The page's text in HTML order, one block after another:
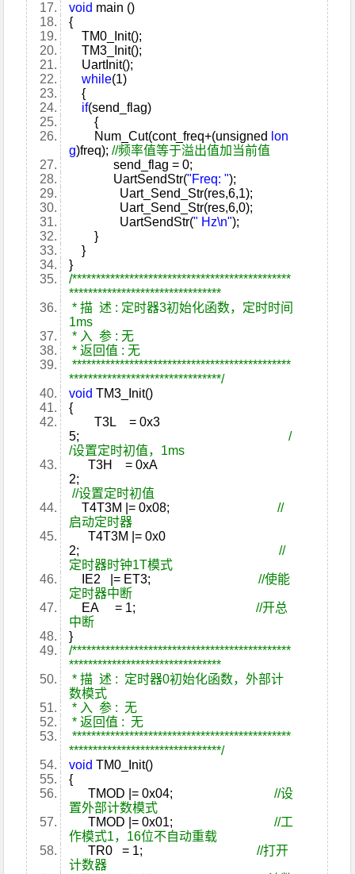
void main ()
{
TM0_Init();
TM3_Init();
UartInit();
while(1)
{
if(send_flag)
{
Num_Cut(cont_freq+(unsigned lon
g)freq);//频率值等于溢出值加当前值
send_flag = 0;
UartSendStr("Freq: ");
Uart_Send_Str(res,6,1);
Uart_Send_Str(res,6,0);
UartSendStr(" Hz\n");
}
}
}
/**********************************************
********************************
* 描 述 : 定时器3初始化函数，定时时间
1ms
* 入 参 : 无
* 返回值 : 无
**********************************************
********************************/
void TM3_Init()
{
T3L = 0x3
5;/
/设置定时初值，1ms
T3H = 0xA
2;
//设置定时初值
T4T3M |= 0x08;//
启动定时器
T4T3M |= 0x0
2;//
定时器时钟1T模式
IE2 |= ET3;//使能
定时器中断
EA = 1;//开总
中断
}
/**********************************************
********************************
* 描 述 : 定时器0初始化函数，外部计
数模式
* 入 参 : 无
* 返回值 : 无
**********************************************
********************************/
void TM0_Init()
{
TMOD |= 0x04;//设
置外部计数模式
TMOD |= 0x01;//工
作模式1，16位不自动重载
TR0 = 1;//打开
计数器